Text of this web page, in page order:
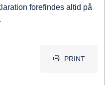
forefindes altid på
PRINT